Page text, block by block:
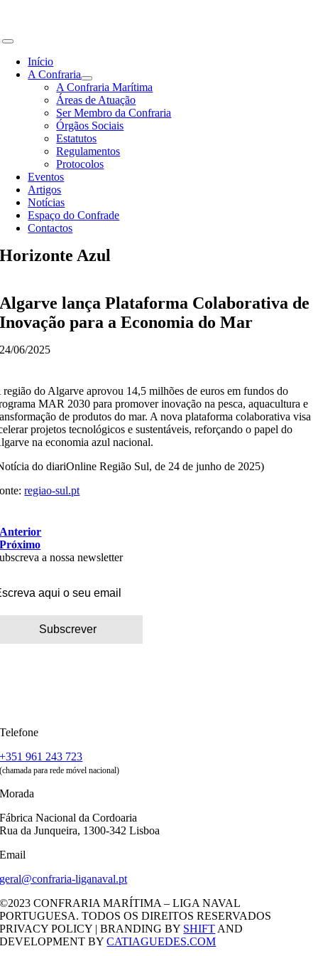
content
Toggle
NavigationInício
A Confraria
A Confraria Marítima
Áreas de Atuação
Ser Membro da Confraria
Órgãos Sociais
Estatutos
Regulamentos
Protocolos
Eventos
Artigos
Notícias
Espaço do Confrade
Contactos
Horizonte Azul
Algarve lança Plataforma Colaborativa de
Inovação para a Economia do Mar
24/06/2025
região do Algarve aprovou 14,5 milhões de euros em fundos do
MAR 2030 para promover inovação na pesca, aquacultura e
de produtos do mar. A nova plataforma colaborativa visa
projetos tecnológicos e sustentáveis, reforçando o papel do
na economia azul nacional.
do diariOnline Região Sul, de 24 de junho de 2025)
regiao-sul.pt
Anterior
Próximo
a nossa newsletter
Telefone
+351 961 243 723
(chamada para rede móvel nacional)
Morada
Fábrica Nacional da Cordoaria
Rua da Junqueira, 1300-342 Lisboa
Email
geral@confraria-liganaval.pt
©2023 CONFRARIA MARÍTIMA – LIGA NAVAL
PORTUGUESA. TODOS OS DIREITOS RESERVADOS
PRIVACY POLICY | BRANDING BY SHIFT AND
DEVELOPMENT BYCATIAGUEDES.COM